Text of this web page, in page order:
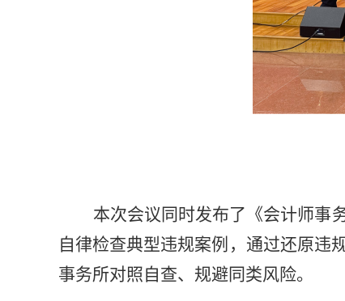
本次会议 同时发布了 《会计师事
自律检查典型违规案例 ，通过还原违
事务所对照自查、规避同类风险。